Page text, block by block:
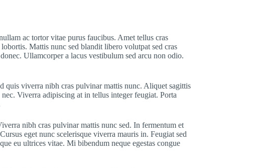
ac tortor vitae purus faucibus. Amet tellus cras
Mattis nunc sed blandit libero volutpat sed cras
Ullamcorper a lacus vestibulum sed arcu non odio.
quis viverra nibh cras pulvinar mattis nunc. Aliquet sagittis
Viverra adipiscing at in tellus integer feugiat. Porta
nibh cras pulvinar mattis nunc sed. In fermentum et
eget nunc scelerisque viverra mauris in. Feugiat sed
eu ultrices vitae. Mi bibendum neque egestas congue